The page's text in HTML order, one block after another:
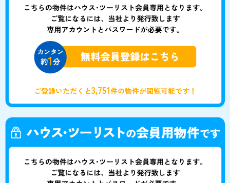
ご登録いただくと3,751件の物件が閲覧可能です！